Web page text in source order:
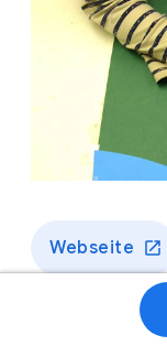
Webseite